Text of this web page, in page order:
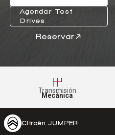
Ver todo
Ver todo
Agendar Test
Drives
Reservar
Transmisión
Mecánica
Citroën JUMPER